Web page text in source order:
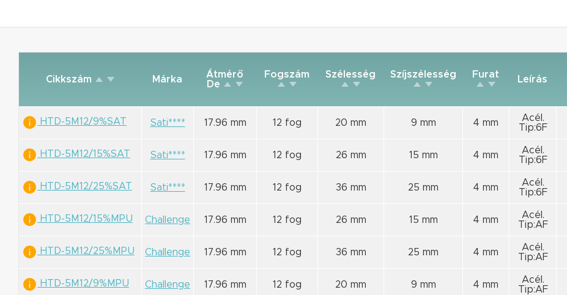
Cikkszám Márka
Átmérő
De
Fogszám Szélesség Szíjszélesség Furat Leírás
HTD-5M12/9%SAT Sati**** 17.96 mm 12 fog 20 mm 9 mm 4 mm
Acél.
Tip:6F
HTD-5M12/15%SAT Sati**** 17.96 mm 12 fog 26 mm 15 mm 4 mm
Acél.
Tip:6F
HTD-5M12/25%SAT Sati**** 17.96 mm 12 fog 36 mm 25 mm 4 mm
Acél.
Tip:6F
HTD-5M12/15%MPU Challenge 17.96 mm 12 fog 26 mm 15 mm 4 mm
Acél.
Tip:AF
HTD-5M12/25%MPU Challenge 17.96 mm 12 fog 36 mm 25 mm 4 mm
Acél.
Tip:AF
HTD-5M12/9%MPU Challenge 17.96 mm 12 fog 20 mm 9 mm 4 mm
Acél.
Tip:AF